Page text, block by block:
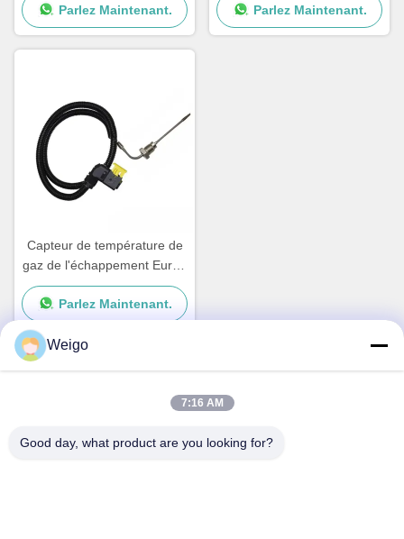
2265872 2253825 1882567
Parlez Maintenant.
Benz Truck A0075424618
Parlez Maintenant.
Capteur de température de
gaz de l'échappement Euro6
pour OEM 75424918 de
Mercedes Benz 0105423518
A0075424918
Parlez Maintenant.
Adresse
Weigo
7:16 AM
Good day, what product are you looking for?